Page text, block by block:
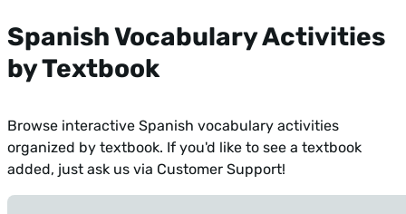
Spanish Vocabulary Activities
by Textbook
Browse interactive Spanish vocabulary activities
organized by textbook. If you'd like to see a textbook
added, just ask us via Customer Support!